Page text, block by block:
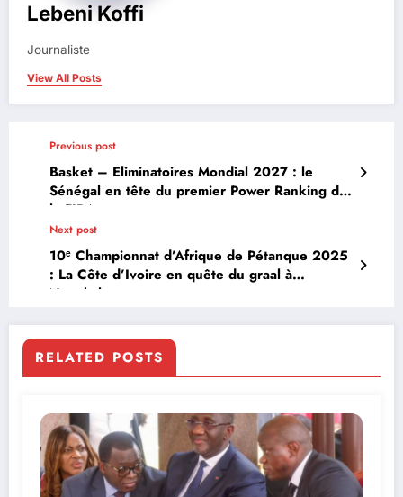
Lebeni Koffi
Journaliste
View All Posts
Previous post
Basket – Eliminatoires Mondial 2027 : le
Sénégal en tête du premier Power Ranking de
la FIBA
Next post
10ᵉ Championnat d’Afrique de Pétanque 2025
: La Côte d’Ivoire en quête du graal à
Nouakchott
RELATED POSTS